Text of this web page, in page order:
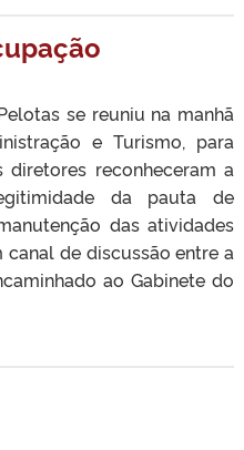
se reuniu na manhã
e Turismo, para
reconheceram a
da pauta de
das atividades
de discussão entre a
ao Gabinete do